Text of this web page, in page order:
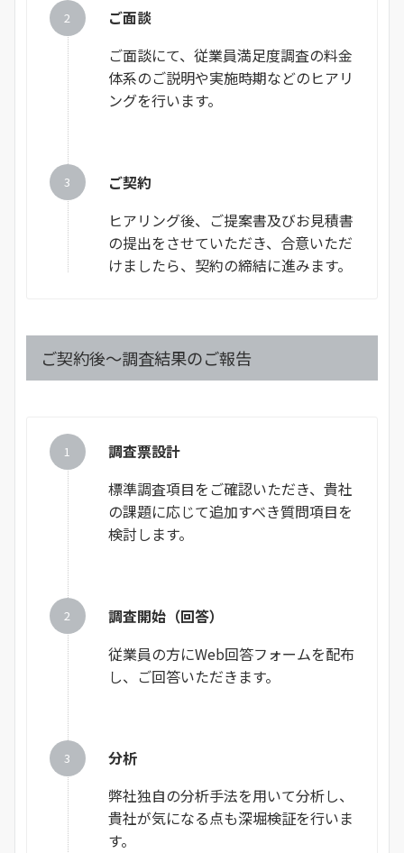
ご面談
ご面談にて、従業員満足度調査の料金
体系のご説明や実施時期などのヒアリ
ングを行います。
ご契約
ヒアリング後、ご提案書及びお見積書
の提出をさせていただき、合意いただ
けましたら、契約の締結に進みます。
ご契約後～調査結果のご報告
調査票設計
標準調査項目をご確認いただき、貴社
の課題に応じて追加すべき質問項目を
検討します。
調査開始（回答）
従業員の方にWeb回答フォームを配布
し、ご回答いただきます。
分析
弊社独自の分析手法を用いて分析し、
貴社が気になる点も深堀検証を行いま
す。